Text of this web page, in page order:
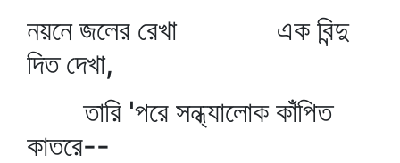
নয়নে জলের রেখা এক বিন্দু
দিত দেখা,
তারি 'পরে সন্ধ্যালোক কাঁপিত
কাতরে--